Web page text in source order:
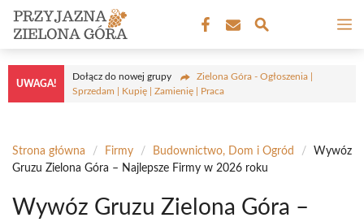
Przejdź
treści
UWAGA!
Dołącz do nowej grupy
Zielona Góra - Ogłoszenia |
Sprzedam | Kupię | Zamienię | Praca
Strona główna / Firmy / Budownictwo, Dom i Ogród /
Wywóz
Gruzu Zielona Góra – Najlepsze Firmy w 2026 roku
Wywóz Gruzu Zielona Góra –